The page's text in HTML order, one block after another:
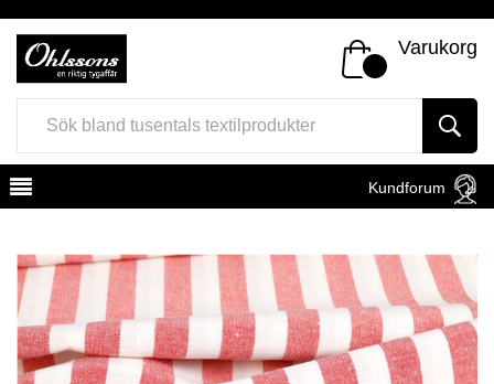
Varukorg
Kundforum
Register Sign In